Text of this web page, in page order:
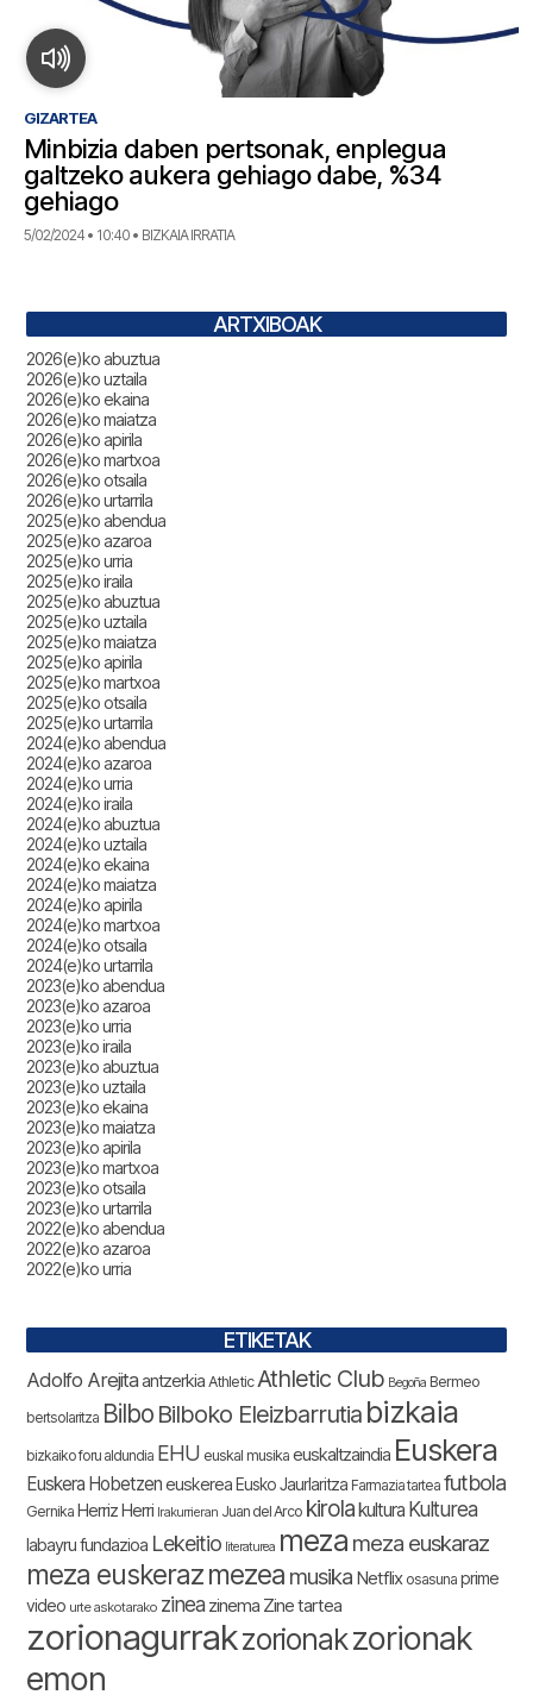
GIZARTEA
Minbizia daben pertsonak, enplegua
galtzeko aukera gehiago dabe, %34
gehiago
5/02/2024 • 10:40 • BIZKAIA IRRATIA
ARTXIBOAK
2026(e)ko abuztua
2026(e)ko uztaila
2026(e)ko ekaina
2026(e)ko maiatza
2026(e)ko apirila
2026(e)ko martxoa
2026(e)ko otsaila
2026(e)ko urtarrila
2025(e)ko abendua
2025(e)ko azaroa
2025(e)ko urria
2025(e)ko iraila
2025(e)ko abuztua
2025(e)ko uztaila
2025(e)ko maiatza
2025(e)ko apirila
2025(e)ko martxoa
2025(e)ko otsaila
2025(e)ko urtarrila
2024(e)ko abendua
2024(e)ko azaroa
2024(e)ko urria
2024(e)ko iraila
2024(e)ko abuztua
2024(e)ko uztaila
2024(e)ko ekaina
2024(e)ko maiatza
2024(e)ko apirila
2024(e)ko martxoa
2024(e)ko otsaila
2024(e)ko urtarrila
2023(e)ko abendua
2023(e)ko azaroa
2023(e)ko urria
2023(e)ko iraila
2023(e)ko abuztua
2023(e)ko uztaila
2023(e)ko ekaina
2023(e)ko maiatza
2023(e)ko apirila
2023(e)ko martxoa
2023(e)ko otsaila
2023(e)ko urtarrila
2022(e)ko abendua
2022(e)ko azaroa
2022(e)ko urria
ETIKETAK
Adolfo Arejitaantzerkia Athletic Athletic Club Begoña Bermeo
bertsolaritza Bilbo Bilboko Eleizbarrutia bizkaia
bizkaiko foru aldundia EHU euskal musika euskaltzaindia Euskera
Euskera Hobetzeneuskerea Eusko Jaurlaritza Farmazia tartea futbola
Gernika Herriz Herri Irakurrieran Juan del Arco kirola kultura Kulturea
labayru fundazioa Lekeitio literaturea meza meza euskaraz
meza euskerazmezea musika Netflix osasuna prime
video urte askotarako zinea zinema Zine tartea
zorionagurrakzorionakzorionak
emon